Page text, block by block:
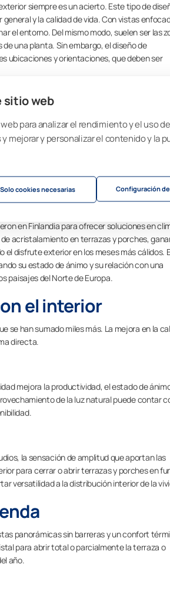
sitio web
para analizar el rendimiento y el uso
mejorar y personalizar el contenido y la
Solo cookies necesarias Configuración
siempre es un acierto. Este tipo de
y la calidad de vida. Con vistas
el entorno. Del mismo modo, suelen ser las
una planta. Sin embargo, el diseño de
ubicaciones y orientaciones, que deben ser
decisiones para aportar espacios
más sombra, mientras que los más fríos y
sensación térmica, también debe tener
rachas de viento, permitirá integrar mejor
exteriores
balcones o porches, la integración mejora
en Finlandia para ofrecer soluciones en
acristalamiento en terrazas y porches,
el disfrute exterior en los meses más cálidos.
su estado de ánimo y su relación con una
paisajes del Norte de Europa.
el interior
se han sumado miles más. La mejora en la
directa.
mejora la productividad, el estado de
de la luz natural puede contar
la sensación de amplitud que aportan las
para cerrar o abrir terrazas y porches en
versatilidad a la distribución interior de la
panorámicas sin barreras y un confort
para abrir total o parcialmente la terraza o
año.